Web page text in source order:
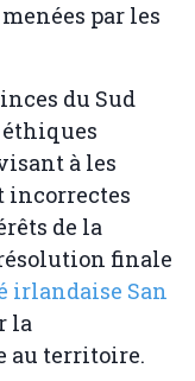
par les
du Sud
à les
incorrectes
de la
finale
irlandaise San
la
au territoire.